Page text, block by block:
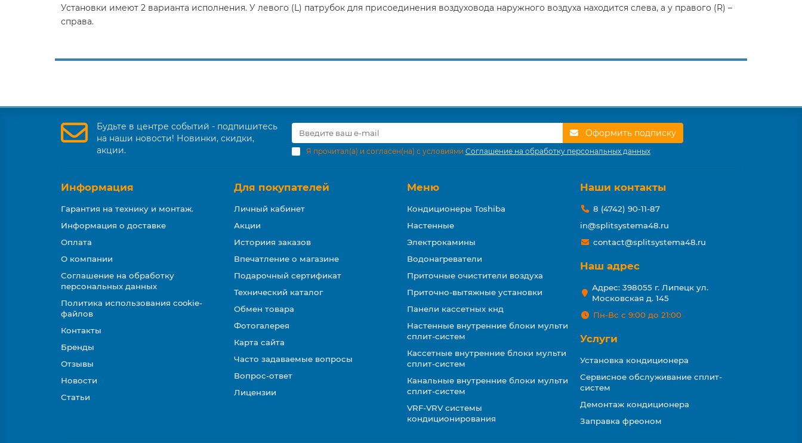
Установки имеют 2 варианта исполнения. У левого (L) патрубок для присоединения воздуховода наружного воздуха находится слева, а у правого (R) –
справа.
Будьте в центре событий - подпишитесь
на наши новости! Новинки, скидки,
акции.
Оформить подписку
Я прочитал(а) и согласен(на) с условиями Соглашение на обработку персональных данных
Информация
Гарантия на технику и монтаж.
Информация о доставке
Оплата
О компании
Соглашение на обработку
персональных данных
Политика использования cookie-
файлов
Контакты
Бренды
Отзывы
Новости
Статьи
Для покупателей
Личный кабинет
Акции
Историия заказов
Впечатление о магазине
Подарочный сертификат
Технический каталог
Обмен товара
Фотогалерея
Карта сайта
Часто задаваемые вопросы
Вопрос-ответ
Лицензии
Меню
Кондиционеры Toshiba
Настенные
Электрокамины
Водонагреватели
Приточные очистители воздуха
Приточно-вытяжные установки
Панели кассетных кнд
Настенные внутренние блоки мульти
сплит-систем
Кассетные внутренние блоки мульти
сплит-систем
Канальные внутренние блоки мульти
сплит-систем
VRF-VRV системы
кондиционирования
Наши контакты
8 (4742) 90-11-87
in@splitsystema48.ru
contact@splitsystema48.ru
Наш адрес
Адрес: 398055 г. Липецк ул.
Московская д. 145
Пн-Вс с 9:00 до 21:00
Услуги
Установка кондиционера
Сервисное обслуживание сплит-
систем
Демонтаж кондиционера
Заправка фреоном